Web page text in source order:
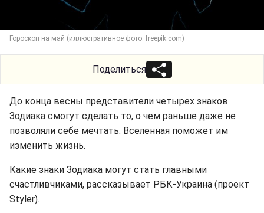
Гороскоп на май (иллюстративное фото: freepik.com)
Поделиться
До конца весны представители четырех знаков
Зодиака смогут сделать то, о чем раньше даже не
позволяли себе мечтать. Вселенная поможет им
изменить жизнь.
Какие знаки Зодиака могут стать главными
счастливчиками, рассказывает РБК-Украина (проект
Styler).